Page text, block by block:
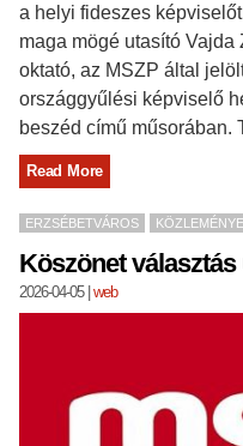
a helyi fideszes
maga mögé utasító
oktató, az MSZP által
országgyűlési képviselő
beszéd című műsorában.
Read More
ERZSÉBETVÁROS
Köszönet választás
2026-04-05| web